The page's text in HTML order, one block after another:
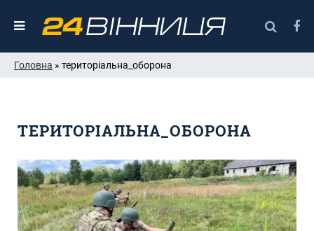
Головна » територіальна_оборона
ТЕРИТОРІАЛЬНА_ОБОРОНА